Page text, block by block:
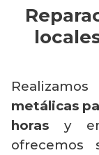
Realizamos
metálicas
horas y en
ofrecemos